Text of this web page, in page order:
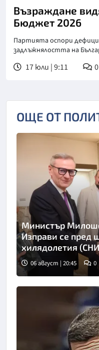
Възраждане
Бюджет 2026
Партията оспори
задлъжнялостта на
17 юли | 9:11 0
ОЩЕ ОТ
Министър
Изправи се пред
хилядолетия
06 август | 20:45 0